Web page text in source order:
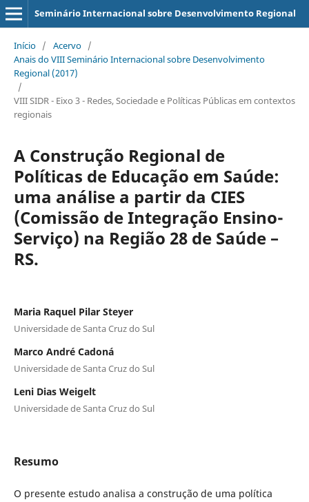
Seminário Internacional sobre Desenvolvimento Regional
Início / Acervo /
Anais do VIII Seminário Internacional sobre Desenvolvimento
Regional (2017)
/
VIII SIDR - Eixo 3 - Redes, Sociedade e Políticas Públicas em contextos
regionais
A Construção Regional de
Políticas de Educação em Saúde:
uma análise a partir da CIES
(Comissão de Integração Ensino-
Serviço) na Região 28 de Saúde –
RS.
Maria Raquel Pilar Steyer
Universidade de Santa Cruz do Sul
Marco André Cadoná
Universidade de Santa Cruz do Sul
Leni Dias Weigelt
Universidade de Santa Cruz do Sul
Resumo
O presente estudo analisa a construção de uma política